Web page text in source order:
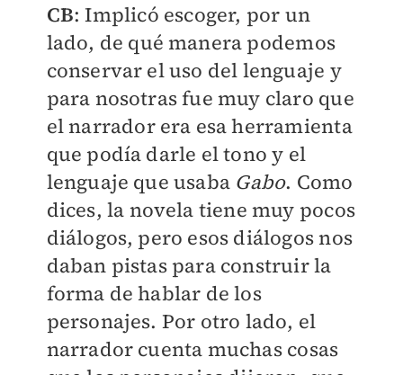
CB: Implicó escoger, por un
lado, de qué manera podemos
conservar el uso del lenguaje y
para nosotras fue muy claro que
el narrador era esa herramienta
que podía darle el tono y el
lenguaje que usaba Gabo. Como
dices, la novela tiene muy pocos
diálogos, pero esos diálogos nos
daban pistas para construir la
forma de hablar de los
personajes. Por otro lado, el
narrador cuenta muchas cosas